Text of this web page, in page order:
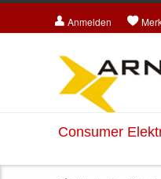
Anmelden
Consumer